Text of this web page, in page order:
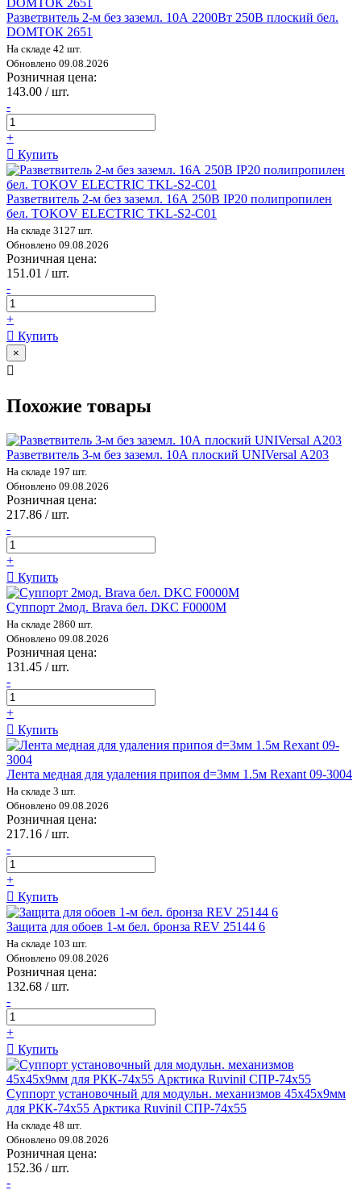
Разветвитель 2-м без заземл. 10А 2200Вт 250В плоский бел.
DОМТОК 2651
На складе 42 шт.
Обновлено 09.08.2026
Розничная цена:
143.00 / шт.
-
+
Купить
Разветвитель 2-м без заземл. 16А 250В IP20 полипропилен
бел. TOKOV ELECTRIC TKL-S2-C01
На складе 3127 шт.
Обновлено 09.08.2026
Розничная цена:
151.01 / шт.
-
+
Купить
×
Похожие товары
Разветвитель 3-м без заземл. 10А плоский UNIVersal А203
На складе 197 шт.
Обновлено 09.08.2026
Розничная цена:
217.86 / шт.
-
+
Купить
Суппорт 2мод. Brava бел. DKC F0000M
На складе 2860 шт.
Обновлено 09.08.2026
Розничная цена:
131.45 / шт.
-
+
Купить
Лента медная для удаления припоя d=3мм 1.5м Rexant 09-3004
На складе 3 шт.
Обновлено 09.08.2026
Розничная цена:
217.16 / шт.
-
+
Купить
Защита для обоев 1-м бел. бронза REV 25144 6
На складе 103 шт.
Обновлено 09.08.2026
Розничная цена:
132.68 / шт.
-
+
Купить
Суппорт установочный для модульн. механизмов 45х45х9мм
для РКК-74х55 Арктика Ruvinil СПР-74х55
На складе 48 шт.
Обновлено 09.08.2026
Розничная цена:
152.36 / шт.
-